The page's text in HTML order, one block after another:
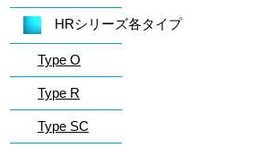
HRシリーズ各タイプ
Type O
Type R
Type SC